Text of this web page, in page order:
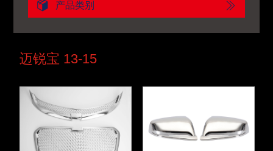
产品类别
迈锐宝 13-15